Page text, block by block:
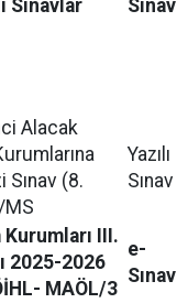
Sınavlar
Sınav
Alacak
(8.
MS
Yazılı
Sınav
III.
2025-2026
MAÖL/3
e-
Sınav